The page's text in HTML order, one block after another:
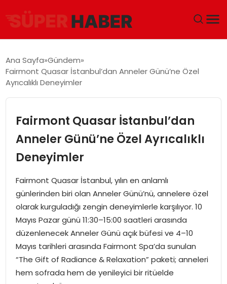
GÜNDEM
EKONOMI
MAGAZIN
SAĞLIK
SIYASET
SPOR
Ana Sayfa Gündem
Fairmont Quasar İstanbul’dan Anneler Günü’ne Özel
Ayrıcalıklı Deneyimler
Fairmont Quasar İstanbul’dan
Anneler Günü’ne Özel Ayrıcalıklı
Deneyimler
Fairmont Quasar İstanbul, yılın en anlamlı
günlerinden biri olan Anneler Günü’nü, annelere özel
olarak kurguladığı zengin deneyimlerle karşılıyor. 10
Mayıs Pazar günü 11:30–15:00 saatleri arasında
düzenlenecek Anneler Günü açık büfesi ve 4–10
Mayıs tarihleri arasında Fairmont Spa’da sunulan
“The Gift of Radiance & Relaxation” paketi; anneleri
hem sofrada hem de yenileyici bir ritüelde